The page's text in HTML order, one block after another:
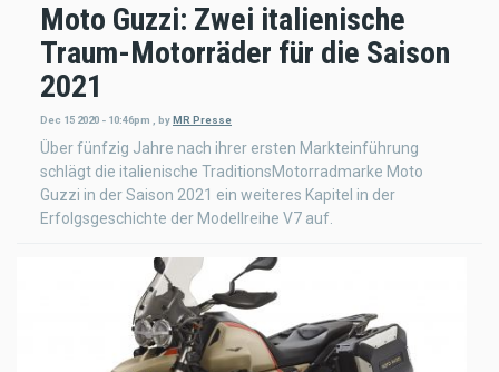
Moto Guzzi: Zwei italienische
Traum-Motorräder für die Saison
2021
Dec 15 2020 - 10:46pm byMR Presse
Über fünfzig Jahre nach ihrer ersten Markteinführung
schlägt die italienische TraditionsMotorradmarke Moto
Guzzi in der Saison 2021 ein weiteres Kapitel in der
Erfolgsgeschichte der Modellreihe V7 auf.